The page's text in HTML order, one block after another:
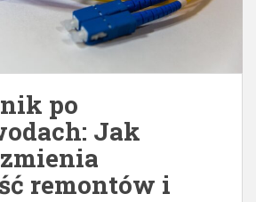
po
Jak
remontów i